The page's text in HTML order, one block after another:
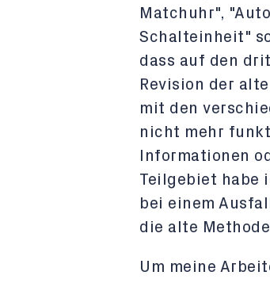
Matchuhr",
Schalteinheit"
dass auf den
Revision der
mit den
nicht mehr
Informationen
Teilgebiet habe
bei einem
die alte
Um meine